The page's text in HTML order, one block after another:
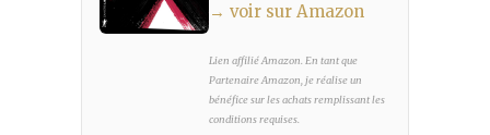
→ voir sur Amazon
Lien affilié Amazon. En tant que
Partenaire Amazon, je réalise un
bénéfice sur les achats remplissant les
conditions requises.